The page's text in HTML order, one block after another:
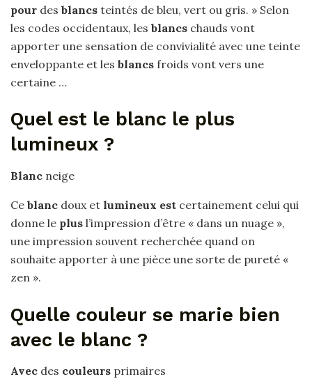
pour des blancs teintés de bleu, vert ou gris. » Selon
les codes occidentaux, les blancs chauds vont
apporter une sensation de convivialité avec une teinte
enveloppante et les blancs froids vont vers une
certaine …
Quel est le blanc le plus
lumineux ?
Blanc neige
Ce blanc doux et lumineux est certainement celui qui
donne le plus l’impression d’être « dans un nuage »,
une impression souvent recherchée quand on
souhaite apporter à une pièce une sorte de pureté «
zen ».
Quelle couleur se marie bien
avec le blanc ?
Avec des couleurs primaires